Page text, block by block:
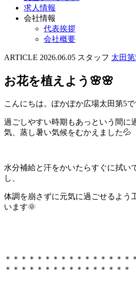
求人情報
会社情報
代表挨拶
会社概要
ARTICLE 2026.06.05 スタッフ 太田
お花を植えよう🌸🌸
こんにちは。ぽかぽか広場太田第5で
過ごしやすい時期もあっという間に
気、蒸し暑い気候をむかえました💦
水分補給と汗をかいたらすぐに拭い
し、
体調を崩さずに元気に過ごせるよう
います🌞
＊＊＊＊＊＊＊＊＊＊＊＊＊＊＊＊
＊＊＊＊＊＊＊＊＊＊＊＊＊＊＊＊